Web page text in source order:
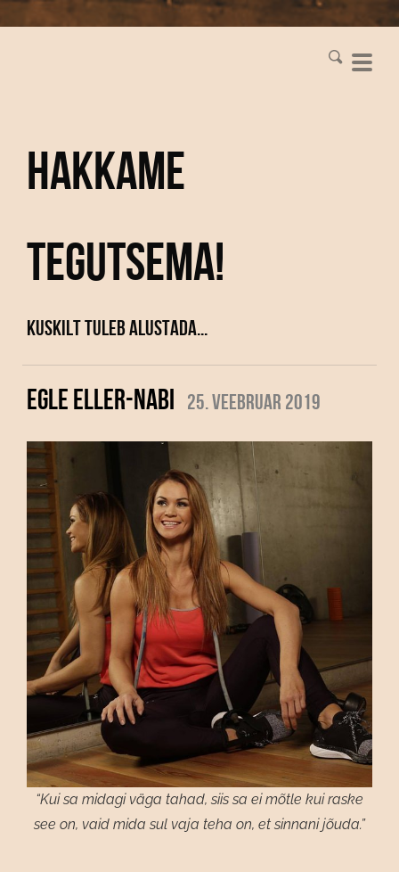
Hakkame
tegutsema!
Kuskilt tuleb alustada...
EGLE ELLER-NABI 25. veebruar 2019
“Kui sa midagi väga tahad, siis sa ei mõtle kui raske
see on, vaid mida sul vaja teha on, et sinnani jõuda.”